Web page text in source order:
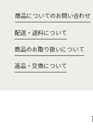
商品についてのお問い合わせ
配送・送料について
商品のお取り扱いについて
返品・交換について